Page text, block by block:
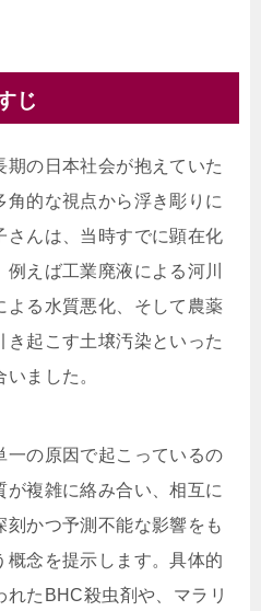
じ
期の日本社会が抱えていた
的な視点から浮き彫りに
さんは、当時すでに顕在化
えば工業廃液による河川
よる水質悪化、そして農薬
起こす土壌汚染といった
ました。
一の原因で起こっているの
複雑に絡み合い、相互に
かつ予測不能な影響をも
概念を提示します。具体的
たBHC殺虫剤や、マラリ